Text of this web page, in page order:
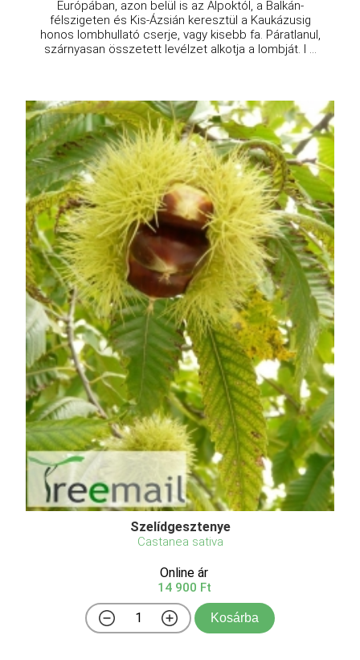
Európában, azon belül is az Alpoktól, a Balkán-
félszigeten és Kis-Ázsián keresztül a Kaukázusig
honos lombhullató cserje, vagy kisebb fa. Páratlanul,
szárnyasan összetett levélzet alkotja a lombját. I ...
Szelídgesztenye
Castanea sativa
Online ár
14 900 Ft
Kosárba